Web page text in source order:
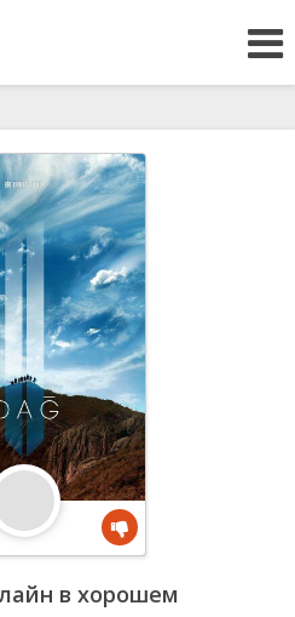
в хорошем